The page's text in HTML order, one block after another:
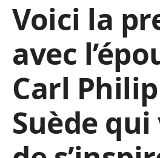
Voici la
avec
Carl
Suède